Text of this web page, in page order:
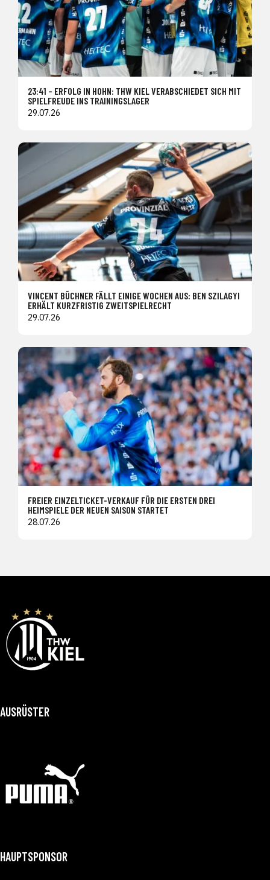
23:41 – ERFOLG IN HOHN: THW KIEL VERABSCHIEDET SICH MIT
SPIELFREUDE INS TRAININGSLAGER
29.07.26
VINCENT BÜCHNER FÄLLT EINIGE WOCHEN AUS: BEN SZILAGYI
ERHÄLT KURZFRISTIG ZWEITSPIELRECHT
29.07.26
FREIER EINZELTICKET-VERKAUF FÜR DIE ERSTEN DREI
HEIMSPIELE DER NEUEN SAISON STARTET
28.07.26
AUSRÜSTER
HAUPTSPONSOR